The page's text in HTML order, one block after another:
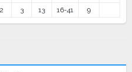
2 3 13 16-41 9